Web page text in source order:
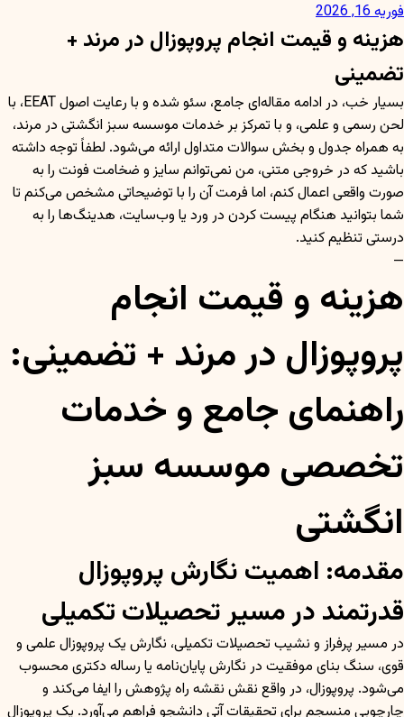
فوریه 16, 2026
هزینه و قیمت انجام پروپوزال در مرند +
تضمینی
بسیار خب، در ادامه مقاله‌ای جامع، سئو شده و با رعایت اصول EEAT، با
لحن رسمی و علمی، و با تمرکز بر خدمات موسسه سبز انگشتی در مرند،
به همراه جدول و بخش سوالات متداول ارائه می‌شود. لطفاً توجه داشته
باشید که در خروجی متنی، من نمی‌توانم سایز و ضخامت فونت را به
صورت واقعی اعمال کنم، اما فرمت آن را با توضیحاتی مشخص می‌کنم تا
شما بتوانید هنگام پیست کردن در ورد یا وب‌سایت، هدینگ‌ها را به
درستی تنظیم کنید.
—
هزینه و قیمت انجام
پروپوزال در مرند + تضمینی:
راهنمای جامع و خدمات
تخصصی موسسه سبز
انگشتی
مقدمه: اهمیت نگارش پروپوزال
قدرتمند در مسیر تحصیلات تکمیلی
در مسیر پرفراز و نشیب تحصیلات تکمیلی، نگارش یک پروپوزال علمی و
قوی، سنگ بنای موفقیت در نگارش پایان‌نامه یا رساله دکتری محسوب
می‌شود. پروپوزال، در واقع نقش نقشه راه پژوهش را ایفا می‌کند و
چارچوبی منسجم برای تحقیقات آتی دانشجو فراهم می‌آورد. یک پروپوزال